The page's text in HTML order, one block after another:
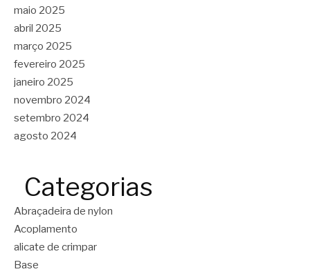
maio 2025
abril 2025
março 2025
fevereiro 2025
janeiro 2025
novembro 2024
setembro 2024
agosto 2024
Categorias
Abraçadeira de nylon
Acoplamento
alicate de crimpar
Base